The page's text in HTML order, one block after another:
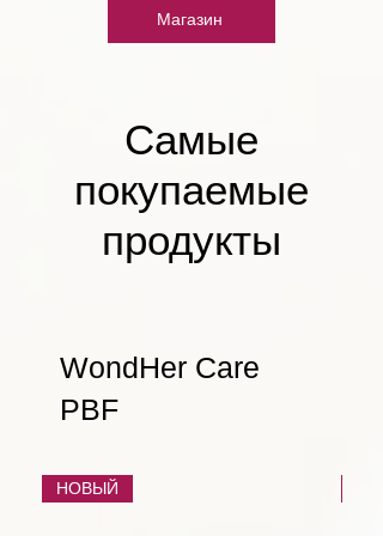
Магазин
Самые
покупаемые
продукты
WondHer Care
PBF
НОВЫЙ